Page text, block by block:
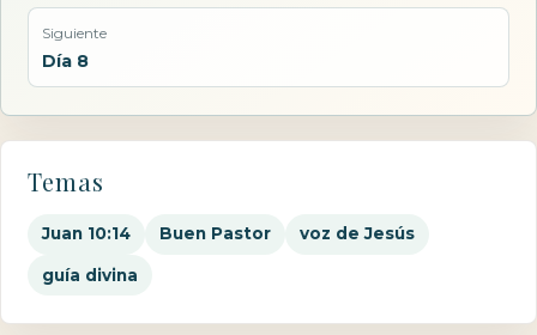
Siguiente
Día 8
Temas
Juan 10:14 Buen Pastor voz de Jesús
guía divina